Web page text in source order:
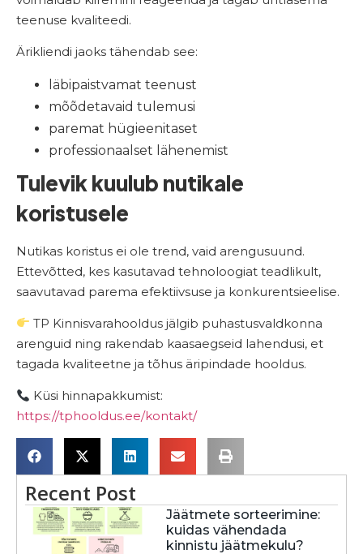
teenuse kvaliteedi.
Ärikliendi jaoks tähendab see:
läbipaistvamat teenust
mõõdetavaid tulemusi
paremat hügieenitaset
professionaalset lähenemist
Tulevik kuulub nutikale
koristusele
Nutikas koristus ei ole trend, vaid arengusuund.
Ettevõtted, kes kasutavad tehnoloogiat teadlikult,
saavutavad parema efektiivsuse ja konkurentsieelise.
TP Kinnisvarahooldus jälgib puhastusvaldkonna
arenguid ning rakendab kaasaegseid lahendusi, et
tagada kvaliteetne ja tõhus äripindade hooldus.
Küsi hinnapakkumist:
https://tphooldus.ee/kontakt/
Recent Post
Jäätmete sorteerimine:
kuidas vähendada
kinnistu jäätmekulu?